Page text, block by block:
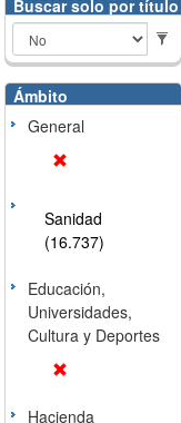
Buscar solo por título
Ámbito
General
Sanidad
(16.737)
Educación,
Universidades,
Cultura y Deportes
Hacienda